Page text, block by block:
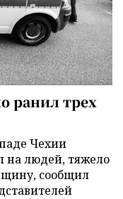
ранил трех
Чехии
на людей, тяжело
сообщил